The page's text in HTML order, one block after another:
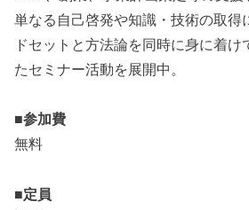
単なる自己啓発や知識・技術の取得
ドセットと方法論を同時に身に着け
たセミナー活動を展開中。
■参加費
無料
■定員